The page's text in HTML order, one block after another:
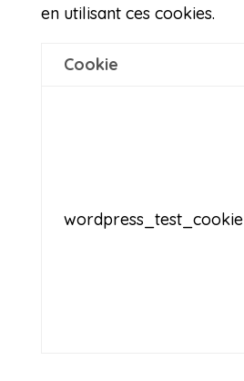
en utilisant ces cookies.
Cookie
wordpress_test_cookie